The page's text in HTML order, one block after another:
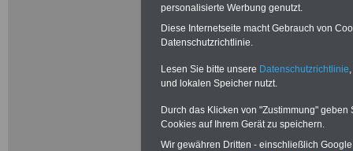
Tarifvertrag für
(TVöD) -
(BT-V)
personalisierte Werbung genutzt.
Diese Internetseite macht Gebrauch von
Datenschutzrichtlinie.
Lesen Sie bitte unsere Datenschutzrichtlinie
und lokalen Speicher nutzt.
Durch das Klicken von "Zustimmung"
Cookies auf Ihrem Gerät zu speichern.
Wir gewähren Dritten - einschließlich